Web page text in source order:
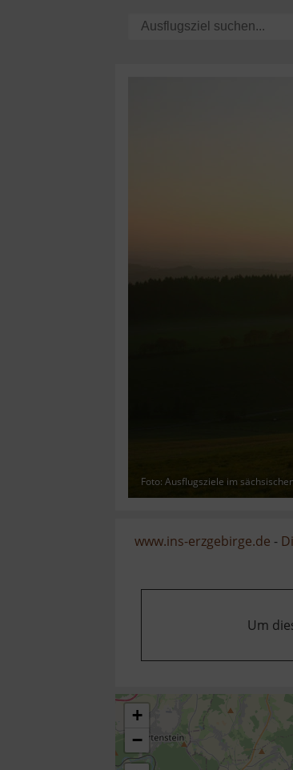
Foto: Ausflugsziele im
www.ins-erzgebirge.de -
Um
+
−